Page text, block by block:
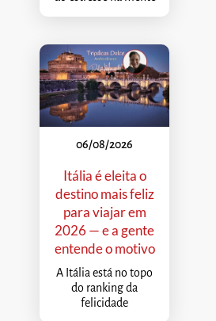
06/08/2026
Itália é eleita o
destino mais feliz
para viajar em
2026 — e a gente
entende o motivo
A Itália está no topo
do ranking da
felicidade